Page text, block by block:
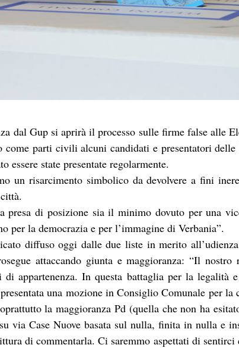
dal Gup si aprirà il processo sulle firme false alle
come parti civili alcuni candidati e presentatori
essere state presentate regolarmente.
un risarcimento simbolico da devolvere a fini
presa di posizione sia il minimo dovuto per una
per la democrazia e per l’immagine di Verbania”.
diffuso oggi dalle due liste in merito
attaccando giunta e maggioranza: “Il nostro
appartenenza. In questa battaglia per la legalità
una mozione in Consiglio Comunale per
la maggioranza Pd (quella che non ha
via Case Nuove basata sul nulla, finita in nulla e
di commentarla. Ci saremmo aspettati di sentirci